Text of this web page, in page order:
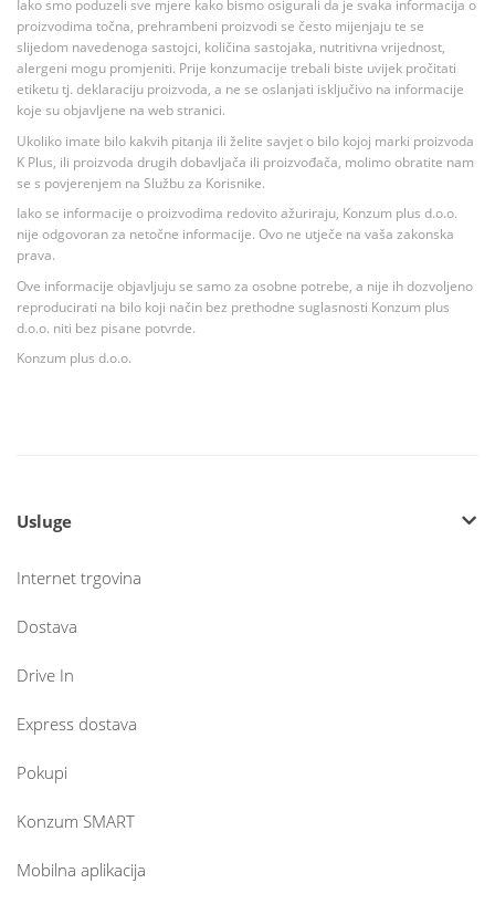
Iako smo poduzeli sve mjere kako bismo osigurali da je svaka informacija o
proizvodima točna, prehrambeni proizvodi se često mijenjaju te se
slijedom navedenoga sastojci, količina sastojaka, nutritivna vrijednost,
alergeni mogu promjeniti. Prije konzumacije trebali biste uvijek pročitati
etiketu tj. deklaraciju proizvoda, a ne se oslanjati isključivo na informacije
koje su objavljene na web stranici.
Ukoliko imate bilo kakvih pitanja ili želite savjet o bilo kojoj marki proizvoda
K Plus, ili proizvoda drugih dobavljača ili proizvođača, molimo obratite nam
se s povjerenjem na Službu za Korisnike.
Iako se informacije o proizvodima redovito ažuriraju, Konzum plus d.o.o.
nije odgovoran za netočne informacije. Ovo ne utječe na vaša zakonska
prava.
Ove informacije objavljuju se samo za osobne potrebe, a nije ih dozvoljeno
reproducirati na bilo koji način bez prethodne suglasnosti Konzum plus
d.o.o. niti bez pisane potvrde.
Konzum plus d.o.o.
Usluge
Internet trgovina
Dostava
Drive In
Express dostava
Pokupi
Konzum SMART
Mobilna aplikacija